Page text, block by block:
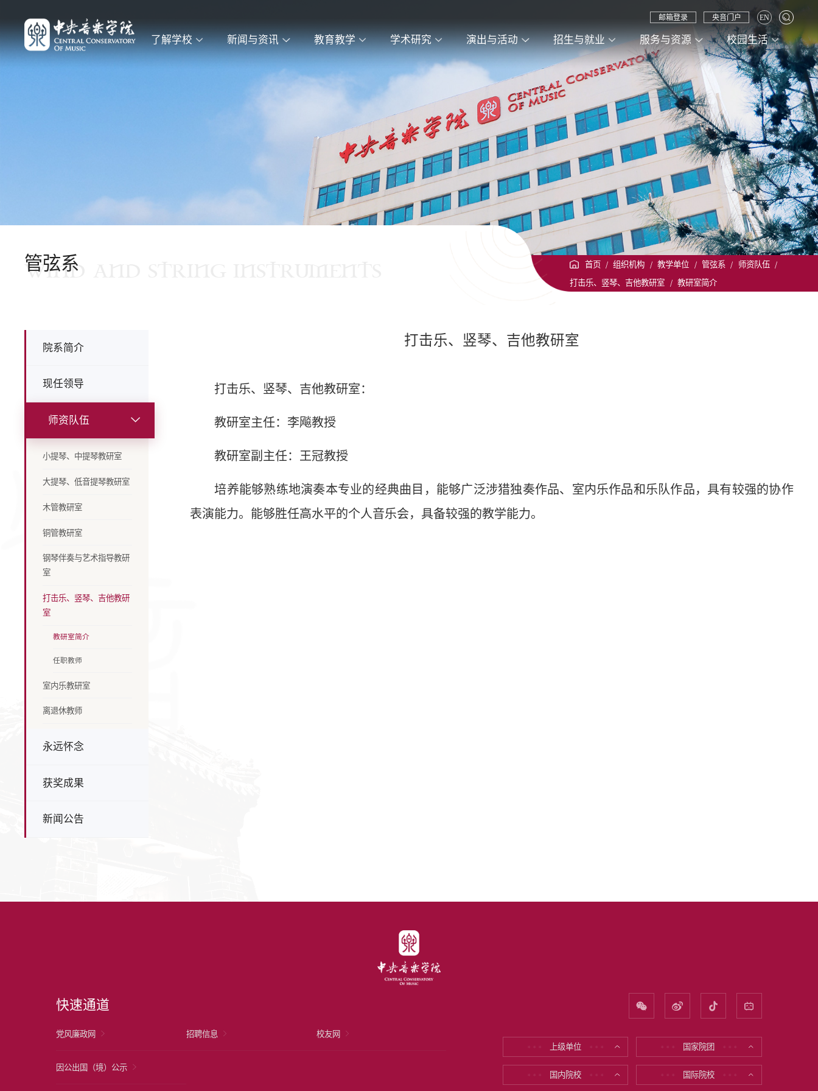
了解学校 新闻与资讯 教育教学 学术研究 演出与活动 招生与就业 服务与资源 校园生活
邮箱登录 央音门户 EN
管弦系
WIND AND STRING INSTRUMENTS 首页 / 组织机构 / 教学单位 / 管弦系 / 师资队伍 /
打击乐、竖琴、吉他教研室
/ 教研室简介
院系简介
现任领导
师资队伍
小提琴、中提琴教研室
大提琴、低音提琴教研室
木管教研室
铜管教研室
钢琴伴奏与艺术指导教研
室
打击乐、竖琴、吉他教研
室
教研室简介
任职教师
室内乐教研室
离退休教师
永远怀念
获奖成果
新闻公告
打击乐、竖琴、吉他教研室
打击乐、竖琴、吉他教研室：
教研室主任：李飚教授
教研室副主任：王冠教授
培养能够熟练地演奏本专业的经典曲目，能够广泛涉猎独奏作品、室内乐作品和乐队作品，具有较强的协作
表演能力。能够胜任高水平的个人音乐会，具备较强的教学能力。
快速通道
党风廉政网 招聘信息 校友网
因公出国（境）公示
* * * 上级单位 * * * * * * 国家院团 * * *
* * * 国内院校 * * * * * * 国际院校 * * *